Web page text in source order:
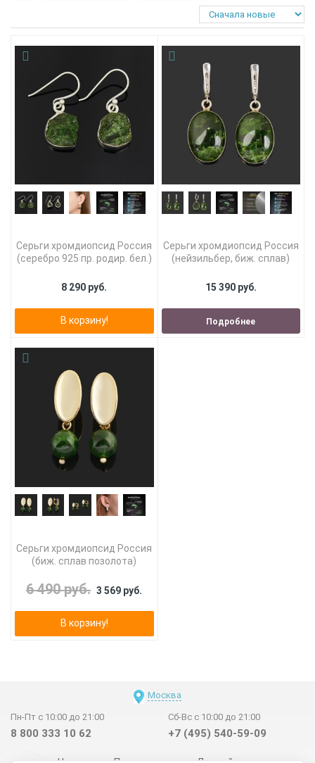
Серьги хромдиопсид Россия
(серебро 925 пр. родир. бел.)
8 290 руб.
В корзину!
Серьги хромдиопсид Россия
(нейзильбер, биж. сплав)
15 390 руб.
Подробнее
Серьги хромдиопсид Россия
(биж. сплав позолота)
6 490 руб. 3 569 руб.
В корзину!
Москва
Пн-Пт с 10:00 до 21:00
8 800 333 10 62
Сб-Вс с 10:00 до 21:00
+7 (495) 540-59-09